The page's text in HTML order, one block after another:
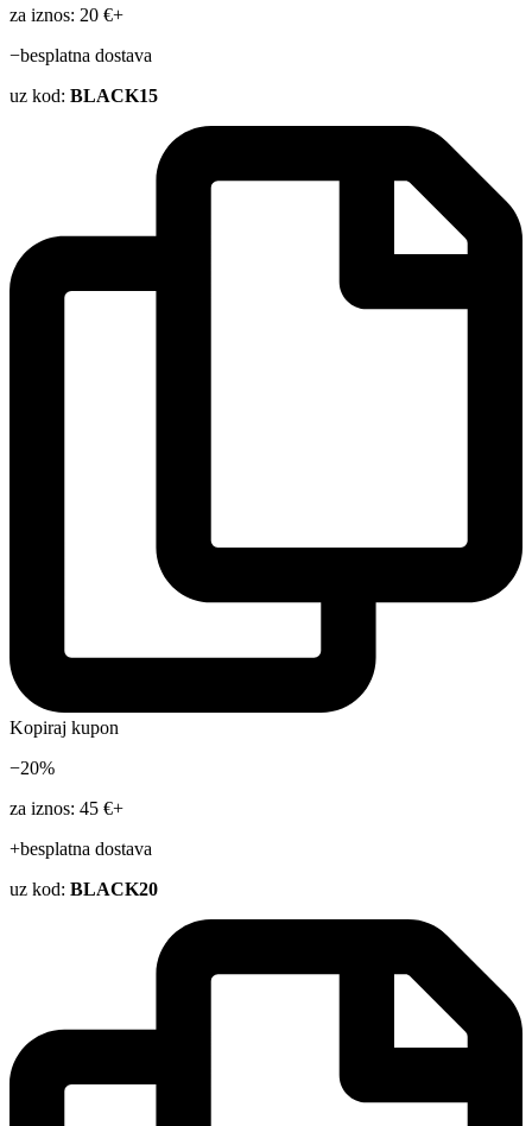
za iznos: 20 €+
−besplatna dostava
uz kod: BLACK15
Kopiraj kupon
−20%
za iznos: 45 €+
+besplatna dostava
uz kod: BLACK20